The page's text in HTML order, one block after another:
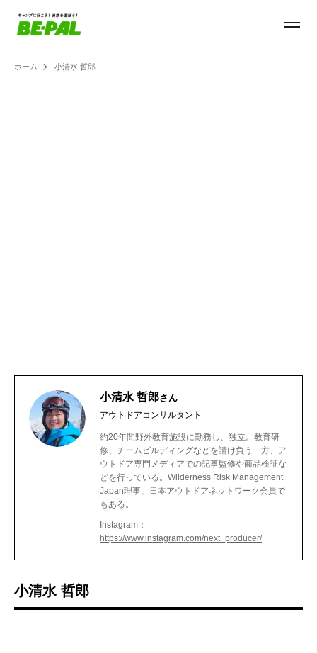
ホーム 小清水 哲郎
小清水 哲郎さん
アウトドアコンサルタント
約20年間野外教育施設に勤務し、独立。教育研
修、チームビルディングなどを請け負う一方、ア
ウトドア専門メディアでの記事監修や商品検証な
どを行っている。Wilderness Risk Management
Japan理事、日本アウトドアネットワーク会員で
もある。
Instagram：
https://www.instagram.com/next_producer/
小清水 哲郎